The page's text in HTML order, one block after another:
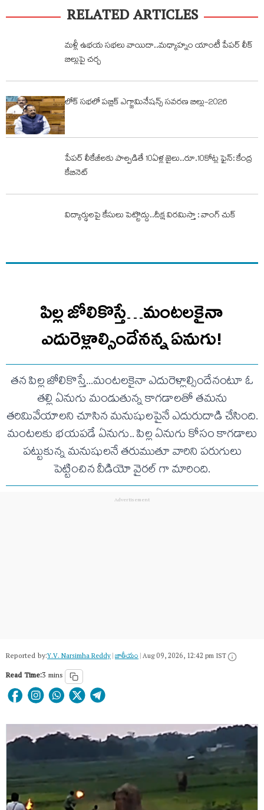
RELATED ARTICLES
మళ్లీ ఉభయ సభలు వాయిదా..మధ్యాహ్నం యాంటీ పేపర్ లీక్
బిల్లుపై చర్చ
లోక్ సభలో పబ్లిక్‌ ఎగ్జామినేషన్స్‌ సవరణ బిల్లు-2026
పేపర్ లీకేజీలకు పాల్పడితే 10ఏళ్ల జైలు..రూ.10కోట్ల ఫైన్: కేంద్ర
కేబినెట్
విద్యార్థులపై కేసులు పెట్టొద్దు..దీక్ష విరమిస్తా : వాంగ్ చుక్
పిల్ల జోలికొస్తే…మంటలకైనా
ఎదురెళ్లాల్సిందేనన్న ఏనుగు!
తన పిల్ల జోలికొస్తే...మంటలకైనా ఎదురెళ్లాల్సిందేనంటూ ఓ
తల్లి ఏనుగు మండుతున్న కాగడాలతో తమను
తరిమివేయాలని చూసిన మనుషులపైనే ఎదురుదాడి చేసింది.
మంటలకు భయపడే ఏనుగు.. పిల్ల ఏనుగు కోసం కాగడాలు
పట్టుకున్న మనుషులనే తరుముతూ వారిని పరుగులు
పెట్టించిన వీడియో వైరల్ గా మారింది.
Reported by:Y.V. Narsimha Reddy|జాతీయం|Aug 09, 2026, 12:42 pm IST
Read Time:3 mins